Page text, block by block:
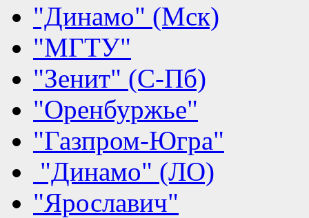
"Динамо" (Мск)
"МГТУ"
"Зенит" (С-Пб)
"Оренбуржье"
"Газпром-Югра"
"Динамо" (ЛО)
"Ярославич"